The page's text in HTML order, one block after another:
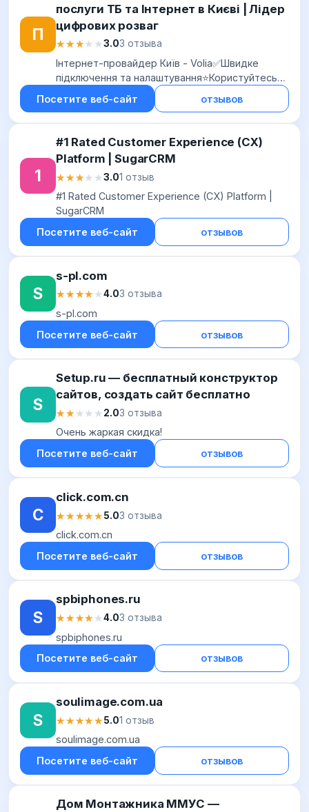
П
послуги ТБ та Інтернет в Києві | Лідер
цифрових розваг
★★★★★
★★★★★3.03 отзыва
Інтернет-провайдер Київ - Volia✅Швидке
підключення та налаштування⭐Користуйтесь
телекомунікаційними послугами провайдера
ВОЛЯ в Києві☑️
Посетите веб-сайт отзывов
1
#1 Rated Customer Experience (CX)
Platform | SugarCRM
★★★★★
★★★★★3.01 отзыв
#1 Rated Customer Experience (CX) Platform |
SugarCRM
Посетите веб-сайт
отзывов
S
s-pl.com
★★★★★
★★★★★4.03 отзыва
s-pl.com
Посетите веб-сайт
отзывов
S
Setup.ru — бесплатный конструктор
сайтов, создать сайт бесплатно
★★★★★
★★★★★2.03 отзыва
Очень жаркая скидка!
Посетите веб-сайт
отзывов
C
click.com.cn
★★★★★
★★★★★5.03 отзыва
click.com.cn
Посетите веб-сайт
отзывов
S
spbiphones.ru
★★★★★
★★★★★4.03 отзыва
spbiphones.ru
Посетите веб-сайт
отзывов
S
soulimage.com.ua
★★★★★
★★★★★5.01 отзыв
soulimage.com.ua
Посетите веб-сайт
отзывов
Дом Монтажника ММУС —